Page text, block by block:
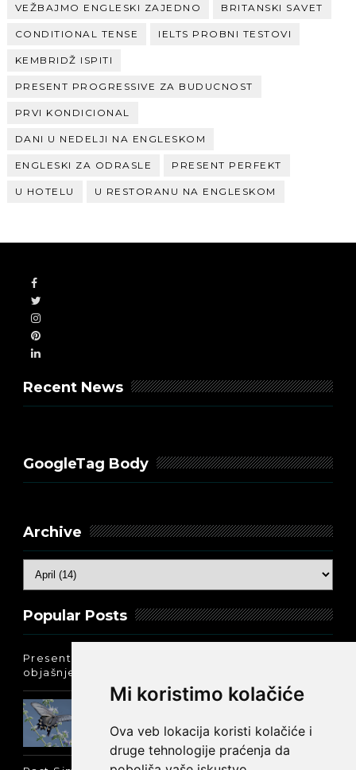
Mi koristimo kolačiće
Ova veb lokacija koristi kolačiće i
druge tehnologije praćenja da
VEŽBAJMO ENGLESKI ZAJEDNO BRITANSKI SAVET
CONDITIONAL TENSE IELTS PROBNI TESTOVI
KEMBRIDŽ ISPITI
PRESENT PROGRESSIVE ZA BUDUCNOST
PRVI KONDICIONAL
DANI U NEDELJI NA ENGLESKOM
ENGLESKI ZA ODRASLE PRESENT PERFEKT
U HOTELU U RESTORANU NA ENGLESKOM
Recent News
GoogleTag Body
Archive
Popular Posts
Present Perfect Simple - najjednostavnije
objašnjenje :-)